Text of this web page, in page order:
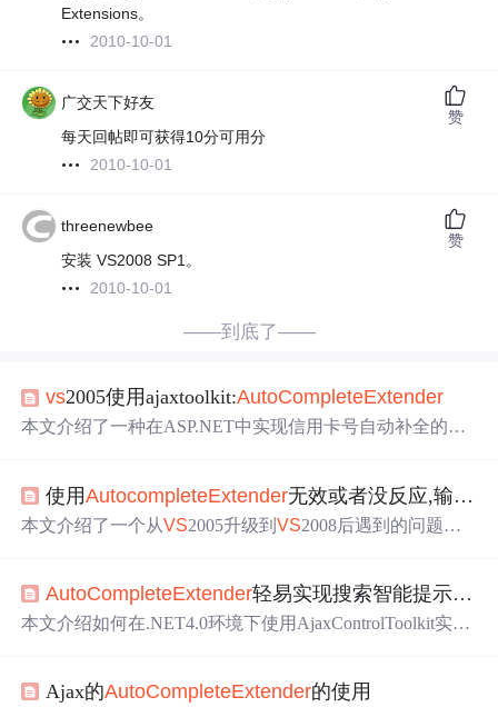
Extensions。
2010-10-01
广交天下好友
每天回帖即可获得10分可用分
2010-10-01
赞
threenewbee
安装 VS2008 SP1。
2010-10-01
赞
——到底了——
vs2005使用ajaxtoolkit:AutoCompleteExtender
本文介绍了一种在ASP.NET中实现信用卡号自动补全的方
件属性配置及页面代码实现。
使用AutocompleteExtender无效或者没反应,输入啥都在webs
本文介绍了一个从VS2005升级到VS2008后遇到的问题，
要。AutoCompleteExtender轻易实现搜索智能提示 附带一点小讨论
本文介绍如何在.NET4.0环境下使用AjaxControlToolkit实现
ompleteExtender等组件的配置，以及使用LINQ从数据库
Ajax的AutoCompleteExtender的使用